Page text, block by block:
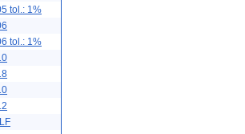
tol.: 1%
tol.: 1%